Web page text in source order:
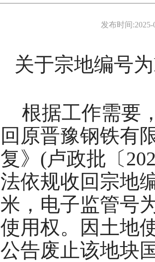
发布时间:2025-
关于宗地编号为
根据工作需要
回原晋豫钢铁有
复》(卢政批〔
法依规收回宗地
米，电子监管号
使用权。因土地
公告废止该地块